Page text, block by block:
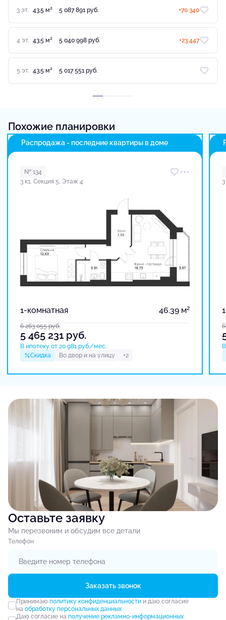
3 эт. 43.5 м2 5 087 891 руб. +70 340
4 эт. 43.5 м2 5 040 998 руб. +23 447
5 эт. 43.5 м2 5 017 551 руб.
Похожие планировки
Распродажа - последние квартиры в доме
№ 134
3 к1, Секция 5, Этаж 4
1-комнатная 46.39 м2
6 263 055руб.
5 465 231 руб.
В ипотеку от 20 981 руб./мес.
Скидка
Во двор и на улицу +2
Оставьте заявку
Мы перезвоним и обсудим все детали
Tелефон
Заказать звонок
Принимаю политику конфиденциальностии даю согласие
на обработку персональных данных
Даю согласие на получение рекламно-информационных